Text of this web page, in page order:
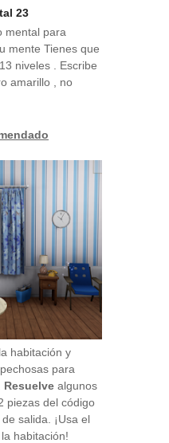
23
mental para
mente Tienes que
niveles . Escribe
amarillo , no
habitación y
para
Resuelve algunos
piezas del código
salida. ¡Usa el
habitación!